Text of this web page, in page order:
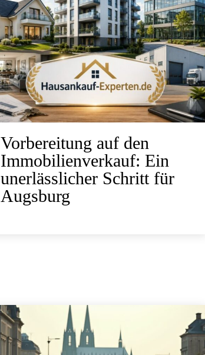
Vorbereitung auf den
Immobilienverkauf: Ein
unerlässlicher Schritt für
Augsburg